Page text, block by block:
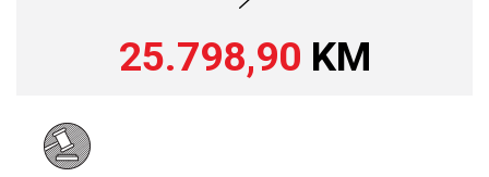
25.798,90 KM